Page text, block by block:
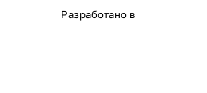
Разработано в